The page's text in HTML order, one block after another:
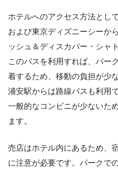
ホテルへのアクセス方法とし
および東京ディズニーシーか
ッシュ＆ディスカバー・シャ
このバスを利用すれば、パー
着するため、移動の負担が少
浦安駅からは路線バスも利用
一般的なコンビニが少ないた
ます。
売店はホテル内にあるため、
に注意が必要です。パークで